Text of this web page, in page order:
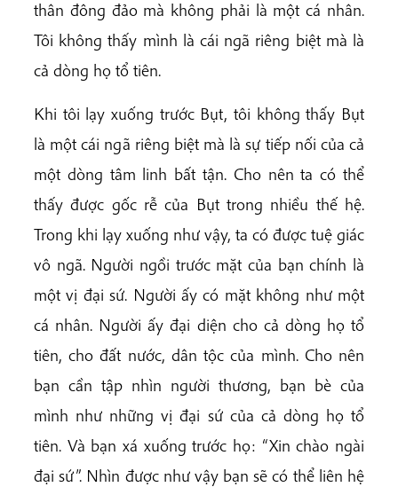
thân đông đảo mà không phải là một cá nhân.
Tôi không thấy mình là cái ngã riêng biệt mà là
cả dòng họ tổ tiên.
Khi tôi lạy xuống trước Bụt, tôi không thấy Bụt
là một cái ngã riêng biệt mà là sự tiếp nối của cả
một dòng tâm linh bất tận. Cho nên ta có thể
thấy được gốc rễ của Bụt trong nhiều thế hệ.
Trong khi lạy xuống như vậy, ta có được tuệ giác
vô ngã. Người ngồi trước mặt của bạn chính là
một vị đại sứ. Người ấy có mặt không như một
cá nhân. Người ấy đại diện cho cả dòng họ tổ
tiên, cho đất nước, dân tộc của mình. Cho nên
bạn cần tập nhìn người thương, bạn bè của
mình như những vị đại sứ của cả dòng họ tổ
tiên. Và bạn xá xuống trước họ: “Xin chào ngài
đại sứ”. Nhìn được như vậy bạn sẽ có thể liên hệ